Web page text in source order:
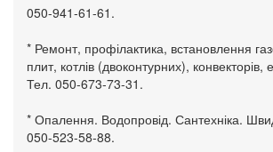
050-941-61-61.
* Ремонт, профілактика, встановлення
плит, котлів (двоконтурних), конвекторів,
Тел. 050-673-73-31.
* Опалення. Водопровід. Сантехніка.
050-523-58-88.